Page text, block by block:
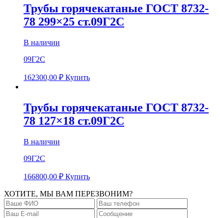
Трубы горячекатаные ГОСТ 8732-
78 299×25 ст.09Г2С
В наличии
09Г2С
162300,00 ₽ Купить
Трубы горячекатаные ГОСТ 8732-
78 127×18 ст.09Г2С
В наличии
09Г2С
166800,00 ₽ Купить
ХОТИТЕ, МЫ ВАМ ПЕРЕЗВОНИМ?